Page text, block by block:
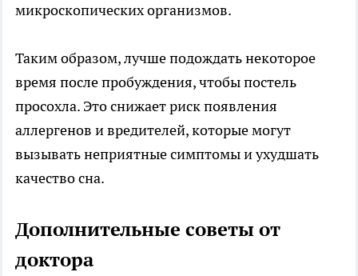
микроскопических организмов.
Таким образом, лучше подождать некоторое
время после пробуждения, чтобы постель
просохла. Это снижает риск появления
аллергенов и вредителей, которые могут
вызывать неприятные симптомы и ухудшать
качество сна.
Дополнительные советы от
доктора